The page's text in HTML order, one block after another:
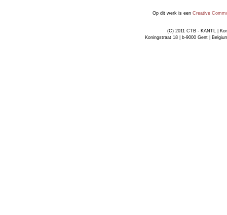
Op dit werk is een Creative
(C) 2011 CTB - KANTL |
Koningstraat 18 | b-9000 Gent |